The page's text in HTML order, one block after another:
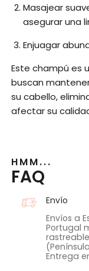
Masajear
asegurar una
Enjuagar
Este champú es
buscan
su cabello,
afectar su
HMM...
FAQ
Envío
Envíos a
Portugal
Entrega